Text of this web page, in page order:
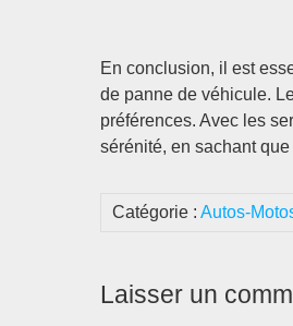
En conclusion, il est
de panne de véhicule.
préférences. Avec les
sérénité, en sachant
Catégorie : Autos-
Laisser un